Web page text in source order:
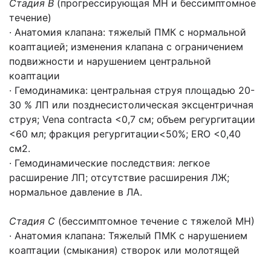
Стадия В (прогрессирующая МН и бессимптомное
течение)
· Анатомия клапана: тяжелый ПМК с нормальной
коаптацией; изменения клапана с ограничением
подвижности и нарушением центральной
коаптации
· Гемодинамика: центральная струя площадью 20-
30 % ЛП или позднесистолическая эксцентричная
струя; Vena contracta <0,7 см; объем регургитации
<60 мл; фракция регургитации<50%; ERO <0,40
см2.
· Гемодинамические последствия: легкое
расширение ЛП; отсутствие расширения ЛЖ;
нормальное давление в ЛА.
Стадия С (бессимптомное течение с тяжелой МН)
· Анатомия клапана: Тяжелый ПМК с нарушением
коаптации (смыкания) створок или молотящей